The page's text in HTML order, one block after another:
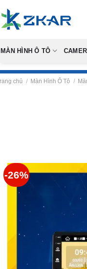
to
content
MÀN HÌNH Ô TÔ
chủ / Màn Hình Ô Tô /
-26%